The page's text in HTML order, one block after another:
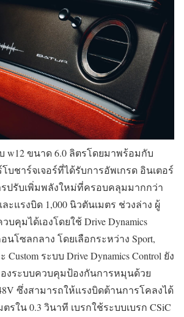
ขนาด 6.0 ลิตรโดยมาพร้อมกับ
บชาร์จเจอร์ที่ได้รับการอัพเกรด อินเตอร์
ปรับเพิ่มพลังใหม่ที่ครอบคลุมมากกว่า
ละแรงบิด 1,000 นิวตันเมตร ช่วงล่าง ผู้
คุมได้เองโดยใช้ Drive Dynamics
นโซลกลาง โดยเลือกระหว่าง Sport,
Custom ระบบ Drive Dynamics Control ยัง
งระบบควบคุมป้องกันการหมุนด้วย
ซึ่งสามารถให้แรงบิดต้านการโคลงได้
ตรใน 0.3 วินาที เบรกใช้ระบบเบรก CSiC